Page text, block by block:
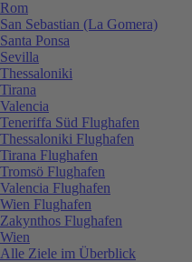
Rom
San Sebastian (La Gomera)
Santa Ponsa
Sevilla
Thessaloniki
Tirana
Valencia
Teneriffa Süd Flughafen
Thessaloniki Flughafen
Tirana Flughafen
Tromsö Flughafen
Valencia Flughafen
Wien Flughafen
Zakynthos Flughafen
Wien
Alle Ziele im Überblick